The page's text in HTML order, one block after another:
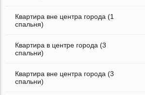
Квартира вне центра города (1
спальня)
Квартира в центре города (3
спальни)
Квартира вне центра города (3
спальни)